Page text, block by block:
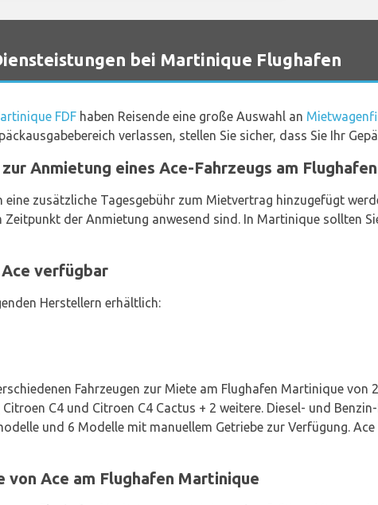
bei Martinique Flughafen
FDF haben Reisende eine große Auswahl an
verlassen, stellen Sie sicher, dass Sie Ihr
Anmietung eines Ace-Fahrzeugs am
eine zusätzliche Tagesgebühr zum Mietvertrag hinzugefügt
der Anmietung anwesend sind. In Martinique sollten
verfügbar
Herstellern erhältlich:
Fahrzeugen zur Miete am Flughafen Martinique von
C4 und Citroen C4 Cactus + 2 weitere. Diesel- und
und 6 Modelle mit manuellem Getriebe zur Verfügung.
Ace am Flughafen Martinique